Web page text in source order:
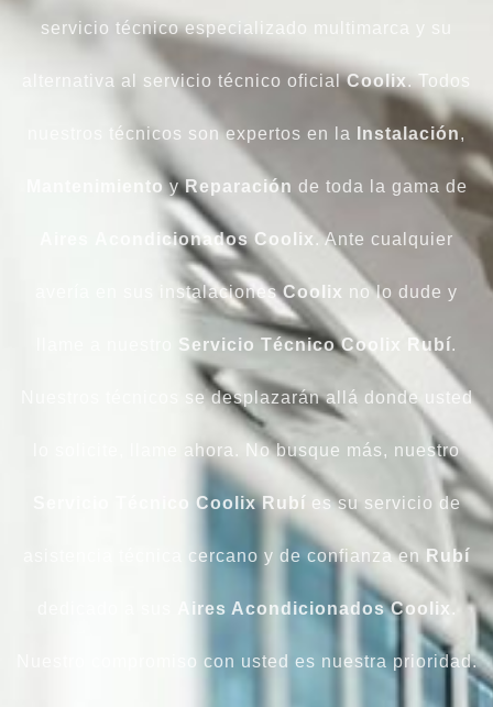
servicio técnico especializado multimarca y su
alternativa al servicio técnico oficialCoolix. Todos
nuestros técnicos son expertos en la Instalación,
MantenimientoyReparación de toda la gama de
Acondicionados Coolix . Ante cualquier
avería en sus instalacionesCoolix no lo dude y
Servicio Técnico Coolix Rubí.
Nuestros técnicos se desplazarán allá donde usted
lo solicite, llame ahora. No busque más, nuestro
Servicio Técnico Coolix Rubí es su servicio de
asistencia técnica cercano y de confianza en Rubí
Aires Acondicionados Coolix .
Nuestro compromiso con usted es nuestra prioridad.